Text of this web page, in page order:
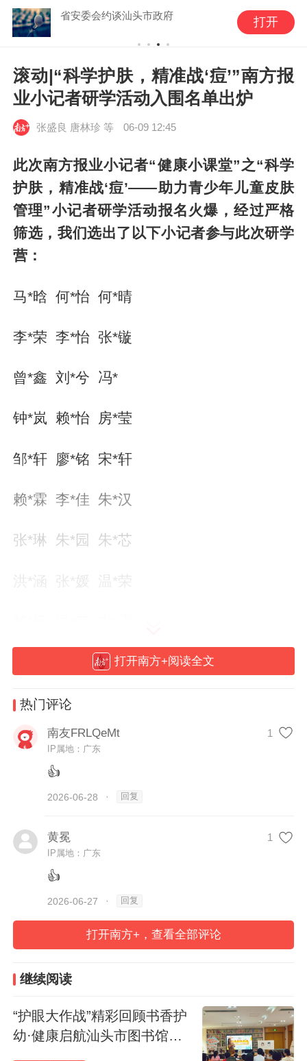
省安委会约谈汕头市政府 打开
滚动|“科学护肤，精准战‘痘’”南方报
业小记者研学活动入围名单出炉
张盛良 唐林珍 等 06-09 12:45
此次南方报业小记者“健康小课堂”之“科学
护肤，精准战‘痘’——助力青少年儿童皮肤
管理”小记者研学活动报名火爆，经过严格
筛选，我们选出了以下小记者参与此次研学
营：
马*晗 何*怡 何*晴
李*荣 李*怡 张*镟
曾*鑫 刘*兮 冯*
钟*岚 赖*怡 房*莹
邹*轩 廖*铭 宋*轩
赖*霖 李*佳 朱*汉
张*琳 朱*园 朱*芯
洪*涵 张*媛 温*荣
小记者招募 | 解锁科学护肤秘籍，一起精准
南方报业小记者活动又来啦！春夏季节气温
升高，油脂分泌旺盛，加上学业压力、不良
作息与不当清洁习惯，青少年儿童痤疮、皮
肤敏感、出油长痘等问题频发。为帮助青少
全、温和、精准的战痘方法，6月28日上
中医药大学梅州医院（梅州市中医医院、梅
州市田家炳医院），共同举办“科学护肤，
精准战‘痘’——助力青少年儿童皮肤管理”小
通过趣味科普课程、沉浸式
打开南方+阅读全文
热门评论
南友FRLQeMt 1
IP属地：广东
👍
2026-06-28 · 回复
黄冕 1
IP属地：广东
👍
2026-06-27 · 回复
打开南方+，查看全部评论
继续阅读
“护眼大作战”精彩回顾书香护
幼·健康启航汕头市图书馆少